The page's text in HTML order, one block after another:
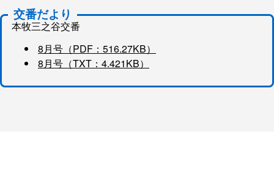
交番だより
本牧三之谷交番
8月号（PDF：516.27KB）
8月号（TXT：4.421KB）